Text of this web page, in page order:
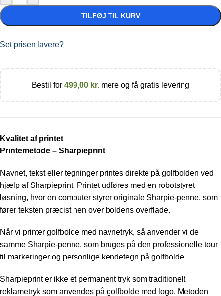
TILFØJ TIL KURV
Set prisen lavere?
Bestil for 499,00 kr. mere og få gratis levering
Kvalitet af printet
Printemetode – Sharpieprint
Navnet, tekst eller tegninger printes direkte på golfbolden ved
hjælp af Sharpieprint. Printet udføres med en robotstyret
løsning, hvor en computer styrer originale Sharpie-penne, som
fører teksten præcist hen over boldens overflade.
Når vi printer golfbolde med navnetryk, så anvender vi de
samme Sharpie-penne, som bruges på den professionelle tour
til markeringer og personlige kendetegn på golfbolde.
Sharpieprint er ikke et permanent tryk som traditionelt
reklametryk som anvendes på golfbolde med logo. Metoden